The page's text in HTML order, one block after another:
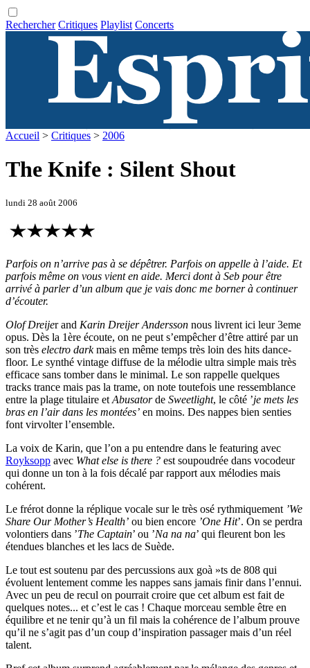
Rechercher Critiques Playlist Concerts
Accueil > Critiques > 2006
The Knife : Silent Shout
lundi 28 août 2006
Parfois on n’arrive pas à se dépêtrer. Parfois on appelle à l’aide. Et
parfois même on vous vient en aide. Merci dont à Seb pour être
arrivé à parler d’un album que je vais donc me borner à continuer
d’écouter.
Olof Dreijer and Karin Dreijer Andersson nous livrent ici leur 3eme
opus. Dès la 1ère écoute, on ne peut s’empêcher d’être attiré par un
son très electro darkmais en même temps très loin des hits dance-
floor. Le synthé vintage diffuse de la mélodie ultra simple mais très
efficace sans tomber dans le minimal. Le son rappelle quelques
tracks trance mais pas la trame, on note toutefois une ressemblance
entre la plage titulaire et Abusatorde Sweetlight, le côté ’je mets les
bras en l’air dans les montées’ en moins. Des nappes bien senties
font virvolter l’ensemble.
La voix de Karin, que l’on a pu entendre dans le featuring avec
Royksopp avec What else is there ? est soupoudrée dans vocodeur
qui donne un ton à la fois décalé par rapport aux mélodies mais
cohérent.
Le frérot donne la réplique vocale sur le très osé rythmiquement ’We
Share Our Mother’s Health’ ou bien encore ’One Hit’. On se perdra
volontiers dans ’The Captain’ ou ’Na na na’ qui fleurent bon les
étendues blanches et les lacs de Suède.
Le tout est soutenu par des percussions aux goà »ts de 808 qui
évoluent lentement comme les nappes sans jamais finir dans l’ennui.
Avec un peu de recul on pourrait croire que cet album est fait de
quelques notes... et c’est le cas ! Chaque morceau semble être en
équilibre et ne tenir qu’à un fil mais la cohérence de l’album prouve
qu’il ne s’agit pas d’un coup d’inspiration passager mais d’un réel
talent.